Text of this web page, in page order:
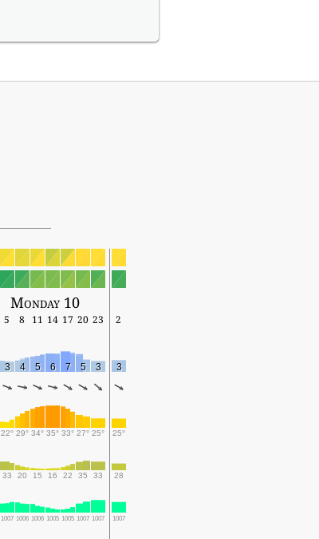
Monday 10
5 8 11 14 17 20 23
2
3 4 5 6 7 5 3 3
22° 29° 34° 35° 33° 27° 25° 25°
33 20 15 16 22 35 33 28
1007 1006 1006 1005 1005 1007 1007 1007